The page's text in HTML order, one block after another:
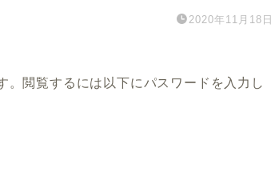
2020年11月18日
。閲覧するには以下にパスワードを入力し